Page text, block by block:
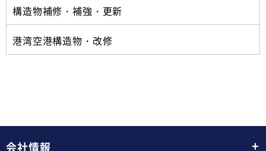
構造物補修・補強・更新
港湾空港構造物・改修
会社情報 +